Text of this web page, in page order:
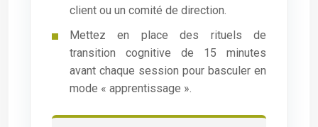
client ou un comité de direction.
Mettez en place des rituels de
transition cognitive de 15 minutes
avant chaque session pour basculer en
mode « apprentissage ».